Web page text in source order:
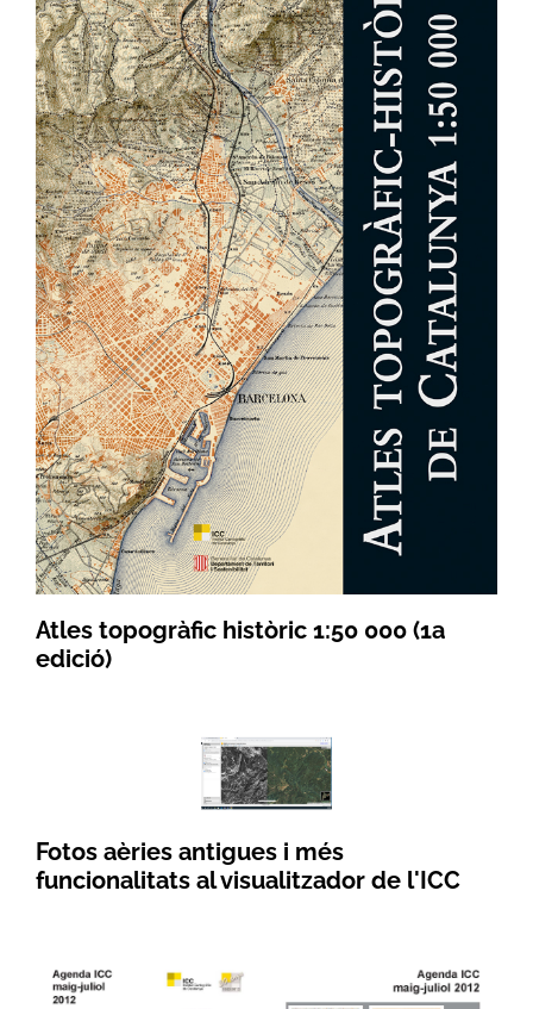
Atles topogràfic històric 1:50 000 (1a
edició)
Fotos aèries antigues i més
funcionalitats al visualitzador de l'ICC